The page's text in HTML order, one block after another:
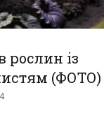
рослин із
(ФОТО)